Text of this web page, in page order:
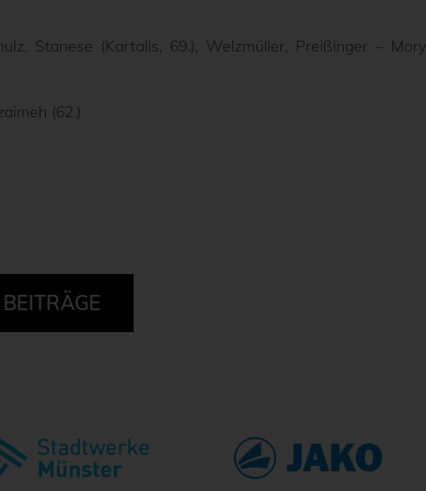
Stanese (Kartalis, 69.), Welzmüller, Preißinger –
(62.)